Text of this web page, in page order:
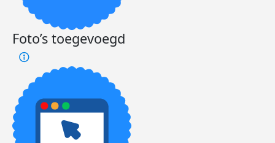
Foto’s toegevoegd